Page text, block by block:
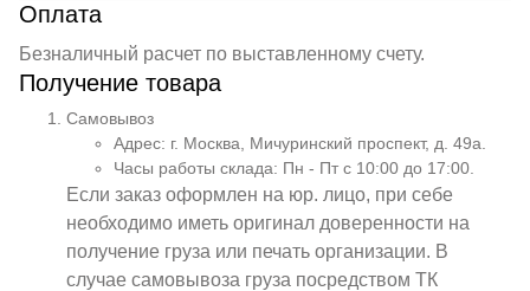
Оплата
Безналичный расчет по выставленному счету.
Получение товара
Самовывоз
Адрес: г. Москва, Мичуринский проспект, д. 49а.
Часы работы склада: Пн - Пт с 10:00 до 17:00.
Если заказ оформлен на юр. лицо, при себе
необходимо иметь оригинал доверенности на
получение груза или печать организации. В
случае самовывоза груза посредством ТК